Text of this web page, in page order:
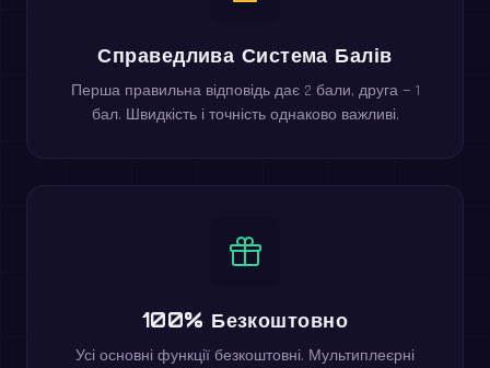
Справедлива Система Балів
Перша правильна відповідь дає 2 бали, друга — 1
бал. Швидкість і точність однаково важливі.
100% Безкоштовно
Усі основні функції безкоштовні. Мультиплеєрні